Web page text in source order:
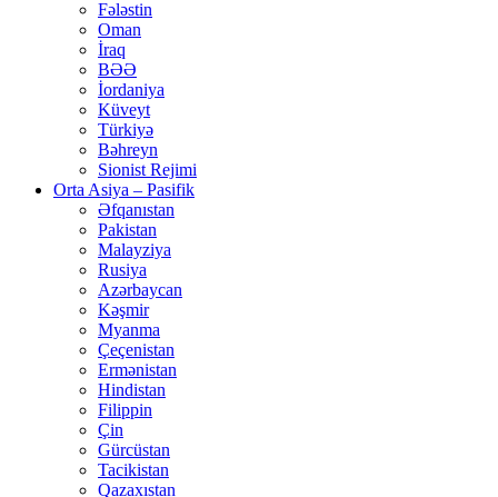
Fələstin
Oman
İraq
BƏƏ
İordaniya
Küveyt
Türkiyə
Bəhreyn
Sionist Rejimi
Orta Asiya – Pasifik
Əfqanıstan
Pakistan
Malayziya
Rusiya
Azərbaycan
Kəşmir
Myanma
Çeçenistan
Ermənistan
Hindistan
Filippin
Çin
Gürcüstan
Tacikistan
Qazaxıstan